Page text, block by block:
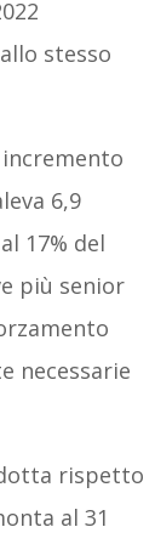
stesso
6,9
17% del
più senior
necessarie
rispetto
al 31